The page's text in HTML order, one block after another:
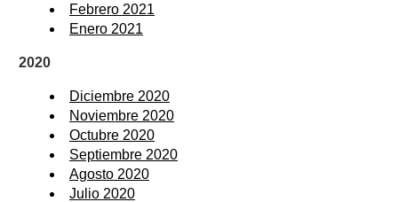
Febrero 2021
Enero 2021
2020
Diciembre 2020
Noviembre 2020
Octubre 2020
Septiembre 2020
Agosto 2020
Julio 2020